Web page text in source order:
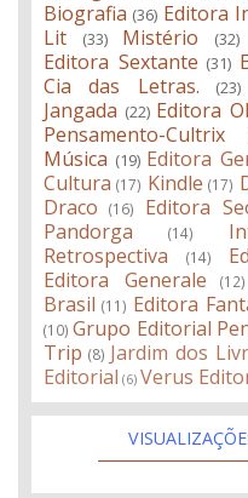
Biografia (36) Editora
Lit
(33) Mistério (32)
Editora Sextante (31)
Cia das Letras. (23)
Jangada (22) Editora
Pensamento-Cultrix
Música (19) Editora
Cultura (17) Kindle (17)
Draco
(16) Editora
Pandorga
(14)
Retrospectiva (14)
Editora Generale (12)
Brasil (11) Editora
(10) Grupo Editorial
Trip (8) Jardim dos
Editorial (6) Verus